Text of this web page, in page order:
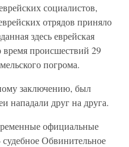
социалистов,
отрядов приняло
здесь еврейская
время происшествий 29
погрома.
заключению, был
нападали друг на друга.
официальные
Обвинительное